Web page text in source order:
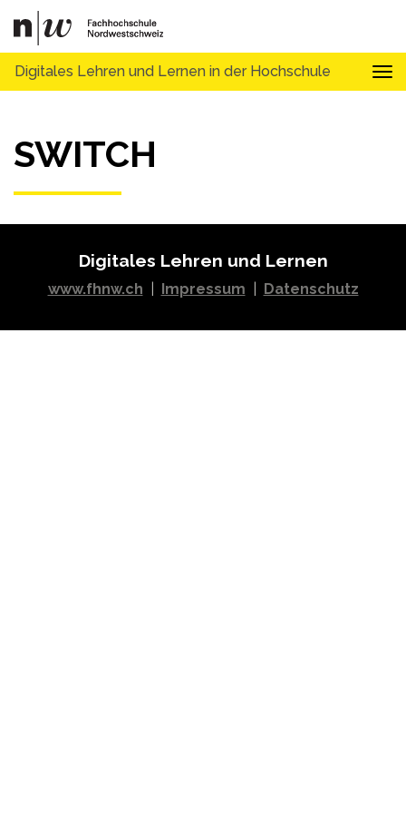
Digitales Lehren und Lernen in der Hochschule
SWITCH
Digitales Lehren und Lernen
www.fhnw.ch Impressum Datenschutz